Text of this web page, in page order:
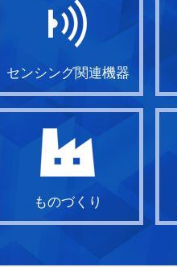
センシング関連機器
ものづくり